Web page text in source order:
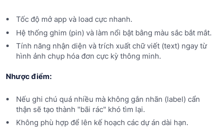
Tốc độ mở app và load cực nhanh.
Hệ thống ghim (pin) và làm nổi bật bằng màu sắc bắt mắt.
Tính năng nhận diện và trích xuất chữ viết (text) ngay từ
hình ảnh chụp hóa đơn cực kỳ thông minh.
Nhược điểm:
Nếu ghi chú quá nhiều mà không gắn nhãn (label) cẩn
thận sẽ tạo thành "bãi rác" khó tìm lại.
Không phù hợp để lên kế hoạch các dự án dài hạn.